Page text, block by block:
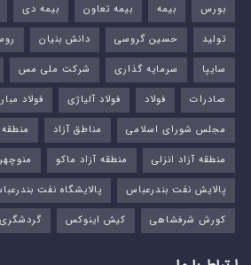
بورس‌
بیمه بیمه تعاون بیمه دی
تولید
حسین گروسی دانش بنیان
سایپا
سرمایه گذاری شرکت ملی مس
صادرات
فولاد فولاد آلیاژی
فولاد
مجلس شورای اسلامی
مناطق آزاد منطقه
منطقه آزاد انزلی
منطقه آزاد ماکو
پالایش نفت بندرعباس
پالایشگاه نفت
کورش شرفشاهی
کیش اینوکس گردشگری